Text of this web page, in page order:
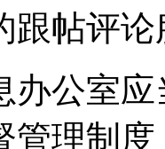
跟帖评
办公室
管理制